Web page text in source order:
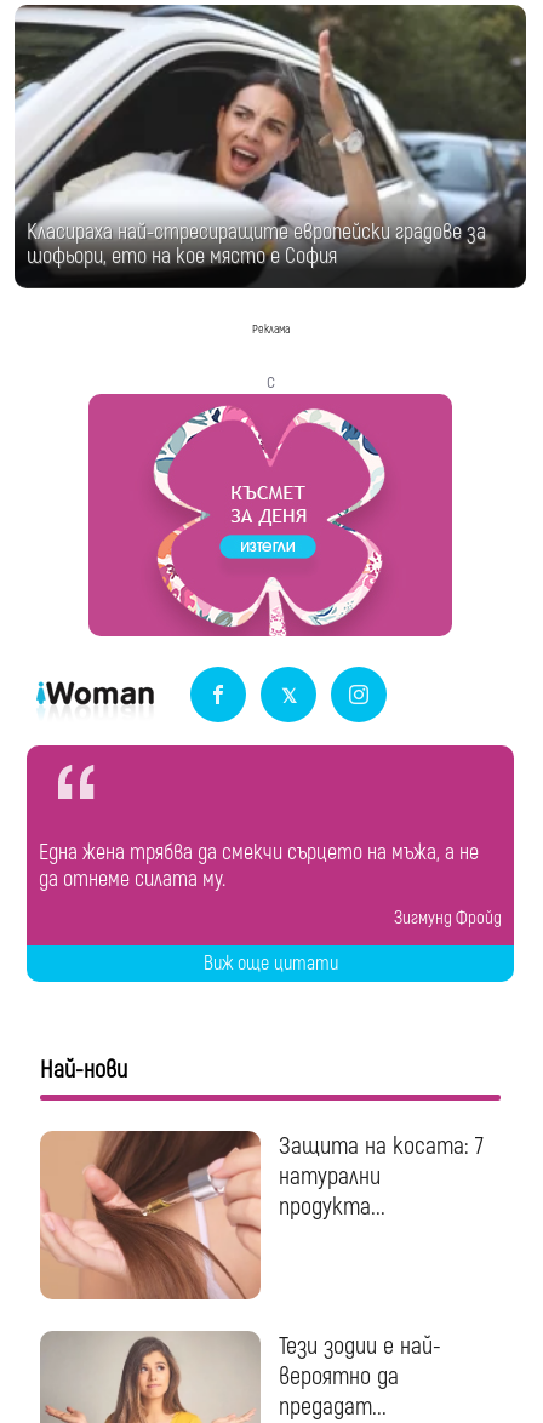
Класираха най-стресиращите европейски градове за
шофьори, ето на кое място е София
Реклама
с
Една жена трябва да смекчи сърцето на мъжа, а не
да отнеме силата му.
Зигмунд Фройд
Виж още цитати
Най-нови
Защита на косата: 7
натурални
продукта...
Тези зодии е най-
вероятно да
предадат...